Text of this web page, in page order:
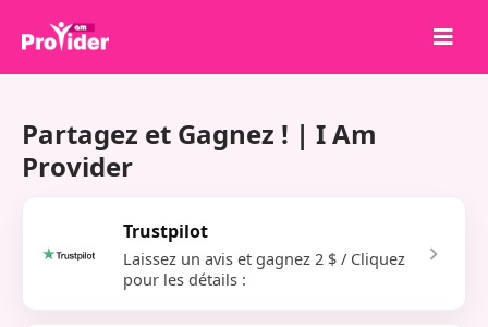
À propos de nous
Services
Partagez et Gagnez ! | I Am
Provider
Trustpilot
Laissez un avis et gagnez 2 $ / Cliquez
pour les détails :